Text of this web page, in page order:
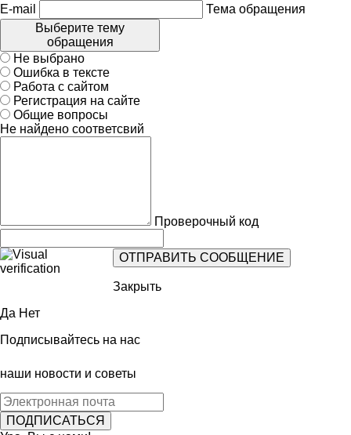
E-mail
Тема обращения
Выберите тему
обращения
Не выбрано
Ошибка в тексте
Работа с сайтом
Регистрация на сайте
Общие вопросы
Не найдено соответсвий
Проверочный код
Закрыть
Да Нет
Подписывайтесь на нас
наши новости и советы